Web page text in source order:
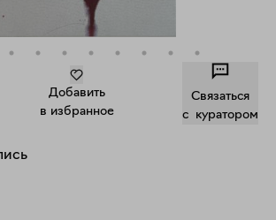
Добавить
в избранное
Связаться
c куратором